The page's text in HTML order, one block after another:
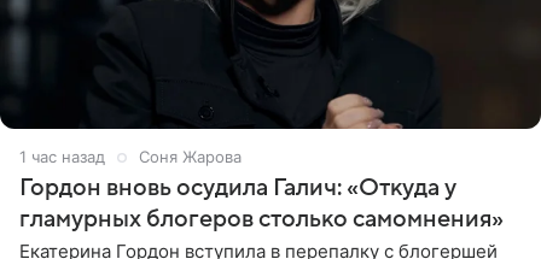
1 час назад Соня Жарова
Гордон вновь осудила Галич: «Откуда у
гламурных блогеров столько самомнения»
Екатерина Гордон вступила в перепалку с блогершей